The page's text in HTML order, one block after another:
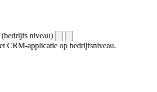
niveau)
CRM-applicatie op bedrijfsniveau.